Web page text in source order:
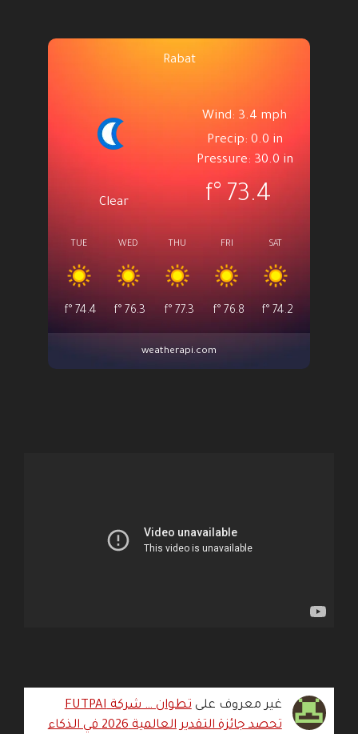
Rabat
Clear
Wind: 3.4 mph
Precip: 0.0 in
Pressure: 30.0 in
73.4
°f
TUE
74.4
°f
WED
76.3
°f
THU
77.3
°f
FRI
76.8
°f
SAT
74.2
°f
weatherapi.com
غير معروف على
تطوان … شركة FUTPAI
تحصد جائزة التقدير العالمية 2026 في الذكاء